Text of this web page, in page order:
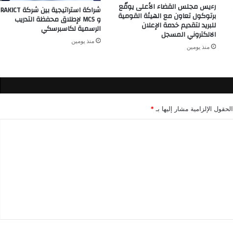
رءيس مجلس القضاء الأعلى يوقّع
برتوكول تعاون مع الهيئة القومية
للبريد لتقديم خدمة الإعلان
الالكتروني المسجل
منذ يومين
شراكة استراتيجية بين شركة RAKICT
و MCS لإطلاق محفظة التدريب
الرسمية لكاسبرسكي
منذ يومين
الحقول الإلزامية مشار إليها بـ *